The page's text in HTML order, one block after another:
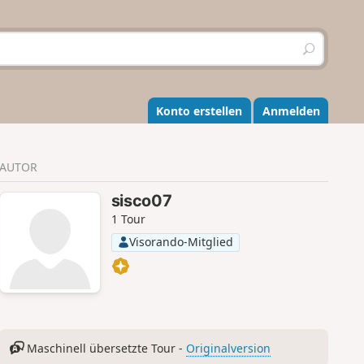
S
u
h
e
n
Konto erstellen Anmelden
AUTOR
sisco07
1 Tour
Visorando-Mitglied
Maschinell übersetzte Tour - Originalversion